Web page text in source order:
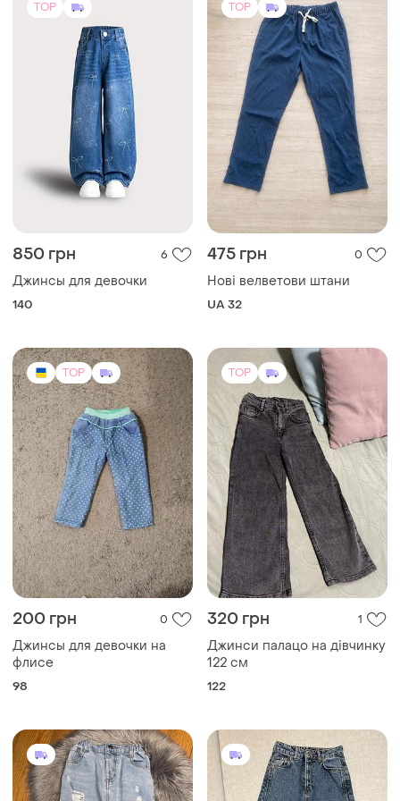
TOP
850 грн 6
Джинсы для девочки
140
TOP
475 грн 0
Нові велветови штани
UA 32
TOP
200 грн 0
Джинсы для девочки на
флисе
98
TOP
320 грн 1
Джинси палацо на дівчинку
122 см
122